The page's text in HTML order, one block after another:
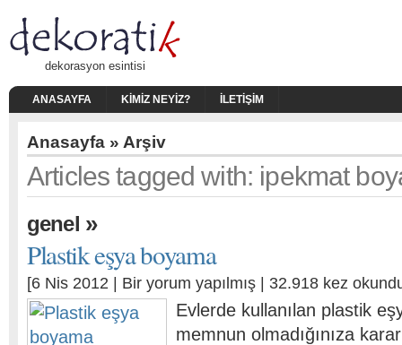
dekorasyon esintisi
ANASAYFA KIMIZ NEYIZ? İLETIŞIM
Anasayfa » Arşiv
Articles tagged with: ipekmat
genel »
Plastik eşya boyama
[6 Nis 2012 | Bir yorum yapılmış | 32.918 kez
Evlerde kullanılan plastik
memnun olmadığınıza